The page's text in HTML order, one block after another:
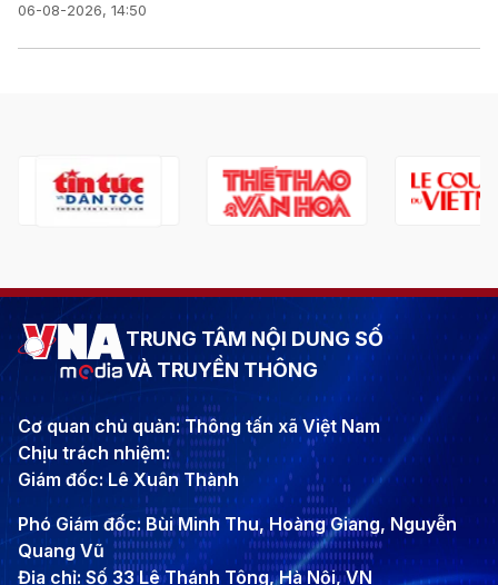
06-08-2026, 14:50
TRUNG TÂM NỘI DUNG SỐ
VÀ TRUYỀN THÔNG
Cơ quan chủ quản: Thông tấn xã Việt Nam
Chịu trách nhiệm:
Giám đốc: Lê Xuân Thành
Phó Giám đốc: Bùi Minh Thu, Hoàng Giang, Nguyễn
Quang Vũ
Địa chỉ: Số 33 Lê Thánh Tông, Hà Nội, VN